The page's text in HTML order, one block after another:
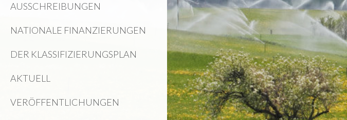
AUSSCHREIBUNGEN
NATIONALE FINANZIERUNGEN
DER KLASSIFIZIERUNGSPLAN
AKTUELL
VERÖFFENTLICHUNGEN